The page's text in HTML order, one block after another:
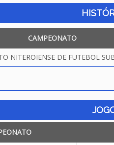
CAMPEONATO
NITEROIENSE DE FUTEBOL